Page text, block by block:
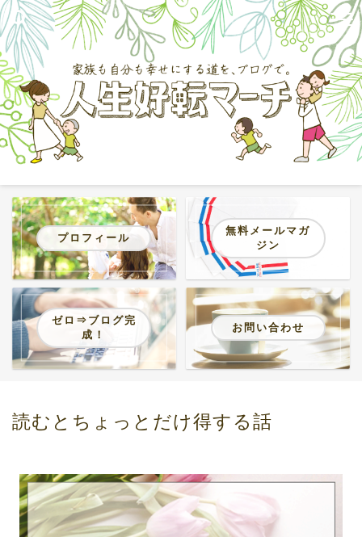
プロフィール
無料メールマガ
ジン
ゼロ⇒ブログ完
成！
お問い合わせ
読むとちょっとだけ得する話